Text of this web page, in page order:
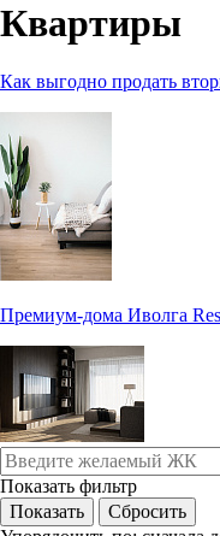
Квартиры
Как выгодно продать
Премиум-дома Иволга
Показать фильтр